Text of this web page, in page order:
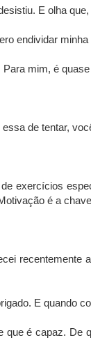
E olha
endividar minha
mim, é
de tentar,
exercícios
é a
recentemente
E quando
é capaz.